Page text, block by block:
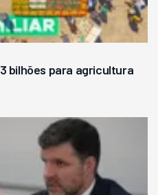
bilhões para agricultura